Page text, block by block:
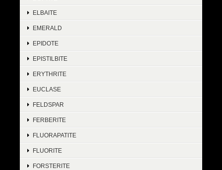
ELBAITE
EMERALD
EPIDOTE
EPISTILBITE
ERYTHRITE
EUCLASE
FELDSPAR
FERBERITE
FLUORAPATITE
FLUORITE
FORSTERITE